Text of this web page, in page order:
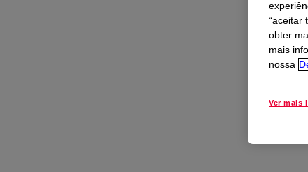
“aceitar
obter
mais
nossa
Ver mais